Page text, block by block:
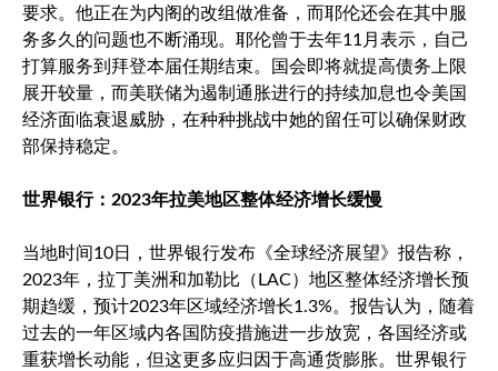
要求。他正在为内阁的改组做准备，而耶伦还会在其中服
务多久的问题也不断涌现。耶伦曾于去年11月表示，自己
打算服务到拜登本届任期结束。国会即将就提高债务上限
展开较量，而美联储为遏制通胀进行的持续加息也令美国
经济面临衰退威胁，在种种挑战中她的留任可以确保财政
部保持稳定。
世界银行：2023年拉美地区整体经济增长缓慢
当地时间10日，世界银行发布《全球经济展望》报告称，
2023年，拉丁美洲和加勒比（LAC）地区整体经济增长预
期趋缓，预计2023年区域经济增长1.3%。报告认为，随着
过去的一年区域内各国防疫措施进一步放宽，各国经济或
重获增长动能，但这更多应归因于高通货膨胀。世界银行